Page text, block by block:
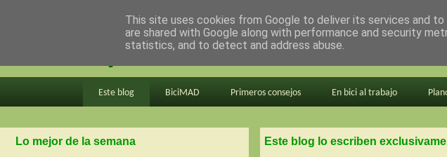
en bici por madrid
Este blog BiciMAD Primeros consejos En bici al trabajo
Este blog lo escriben
Lo mejor de la semana
This site uses cookies from Google to deliver its services and
are shared with Google along with performance and security
statistics, and to detect and address abuse.